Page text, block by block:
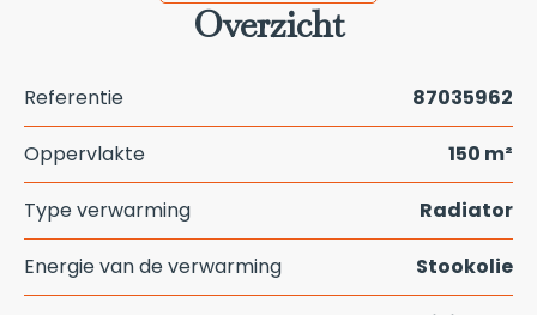
Overzicht
Referentie 87035962
Oppervlakte 150 m²
Type verwarming Radiator
Energie van de verwarming Stookolie